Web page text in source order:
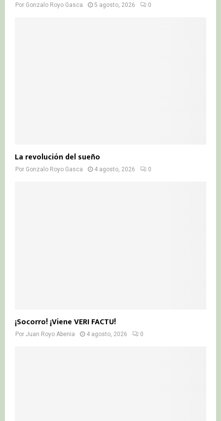
Por Gonzalo Royo Gasca 5 agosto, 2026 0
La revolución del sueño
Por Gonzalo Royo Gasca 4 agosto, 2026 0
¡Socorro! ¡Viene VERI FACTU!
Por Juan Royo Abenia 4 agosto, 2026 0